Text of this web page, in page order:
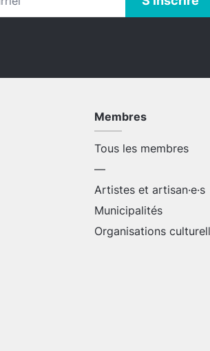
Membres
Tous les membres
—
Artistes et artisan·e·s
Municipalités
Organisations